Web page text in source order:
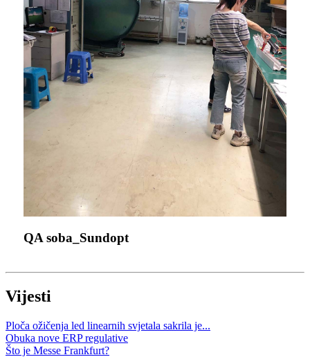
QA soba_Sundopt
Vijesti
Ploča ožičenja led linearnih svjetala sakrila je...
Obuka nove ERP regulative
Što je Messe Frankfurt?